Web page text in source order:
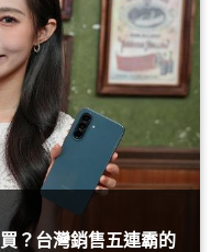
？台灣銷售五連霸的